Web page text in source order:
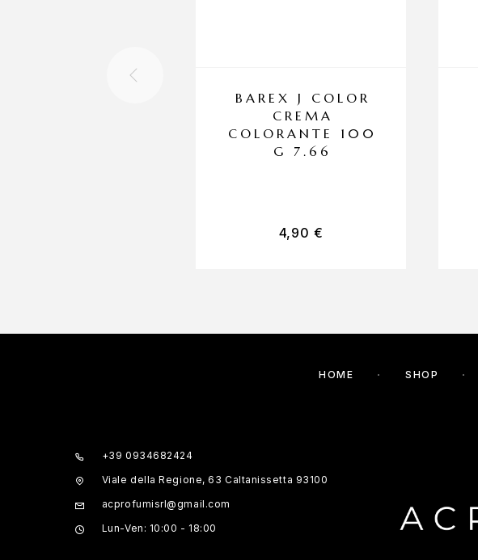
BAREX J COLOR
CREMA
COLORANTE 100
G 7.66
4,90 €
HOME SHOP
+39 0934682424
Viale della Regione, 63 Caltanissetta 93100
acprofumisrl@gmail.com
Lun-Ven: 10:00 - 18:00